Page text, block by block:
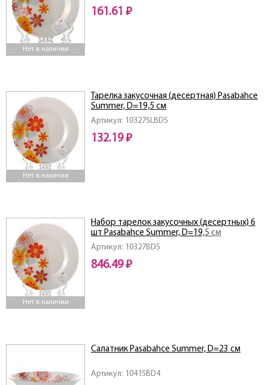
Нет в наличии
161.61 ₽
Нет в наличии
Артикул: 10327SLBD5
Тарелка закусочная (десертная) Pasabahce
Summer, D=19,5 см
132.19 ₽
Нет в наличии
Артикул: 10327BD5
Набор тарелок закусочных (десертных) 6
шт Pasabahce Summer, D=19,5 см
846.49 ₽
Артикул: 10415BD4
Салатник Pasabahce Summer, D=23 см